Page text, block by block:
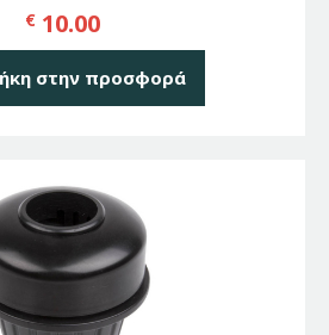
€ 10.00
στην προσφορά